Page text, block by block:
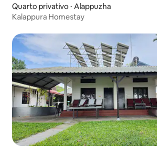
Quarto privativo ⋅ Alappuzha
Kalappura Homestay